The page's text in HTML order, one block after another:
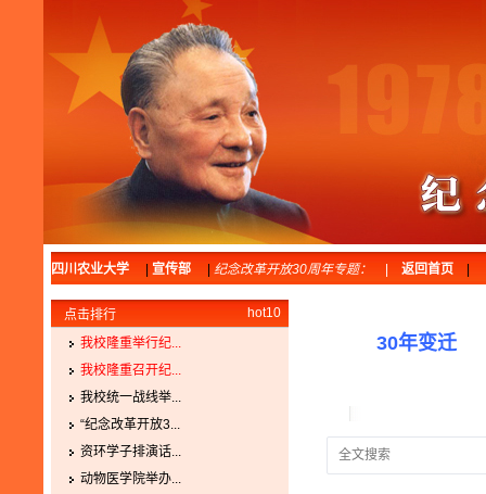
四川农业大学 宣传部 纪念改革开放30周年专题： 返回首页
点击排行
hot10
我校隆重举行纪...
我校隆重召开纪...
我校统一战线举...
“纪念改革开放3...
资环学子排演话...
动物医学院举办...
30年变迁